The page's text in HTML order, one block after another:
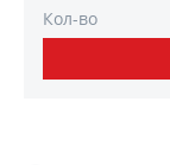
Кол-во